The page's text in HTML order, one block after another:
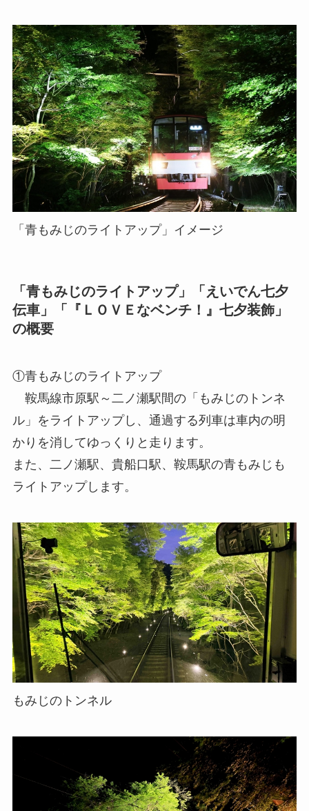
「青もみじのライトアップ」イメージ
「青もみじのライトアップ」「えいでん七夕
伝車」「『ＬＯＶＥなベンチ！』七夕装飾」
の概要
①青もみじのライトアップ
鞍馬線市原駅～二ノ瀬駅間の「もみじのトンネ
ル」をライトアップし、通過する列車は車内の明
かりを消してゆっくりと走ります。
また、二ノ瀬駅、貴船口駅、鞍馬駅の青もみじも
ライトアップします。
もみじのトンネル